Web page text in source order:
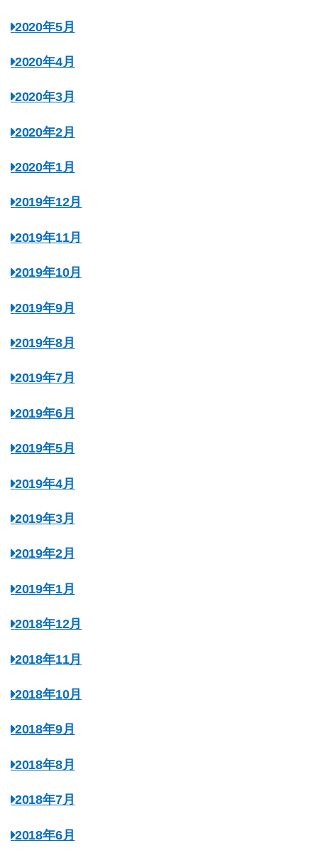
2020年5月
2020年4月
2020年3月
2020年2月
2020年1月
2019年12月
2019年11月
2019年10月
2019年9月
2019年8月
2019年7月
2019年6月
2019年5月
2019年4月
2019年3月
2019年2月
2019年1月
2018年12月
2018年11月
2018年10月
2018年9月
2018年8月
2018年7月
2018年6月